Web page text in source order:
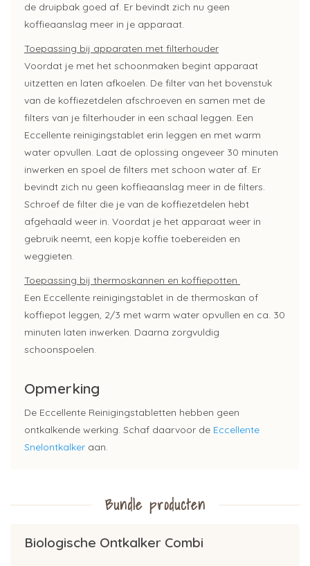
de druipbak goed af. Er bevindt zich nu geen
koffieaanslag meer in je apparaat.
Toepassing bij apparaten met filterhouder
Voordat je met het schoonmaken begint apparaat
uitzetten en laten afkoelen. De filter van het bovenstuk
van de koffiezetdelen afschroeven en samen met de
filters van je filterhouder in een schaal leggen. Een
Eccellente reinigingstablet erin leggen en met warm
water opvullen. Laat de oplossing ongeveer 30 minuten
inwerken en spoel de filters met schoon water af. Er
bevindt zich nu geen koffieaanslag meer in de filters.
Schroef de filter die je van de koffiezetdelen hebt
afgehaald weer in. Voordat je het apparaat weer in
gebruik neemt, een kopje koffie toebereiden en
weggieten.
Toepassing bij thermoskannen en koffiepotten
Een Eccellente reinigingstablet in de thermoskan of
koffiepot leggen, 2/3 met warm water opvullen en ca. 30
minuten laten inwerken. Daarna zorgvuldig
schoonspoelen.
Opmerking
De Eccellente Reinigingstabletten hebben geen
ontkalkende werking. Schaf daarvoor de Eccellente
Snelontkalker aan.
Bundle producten
Biologische Ontkalker Combi